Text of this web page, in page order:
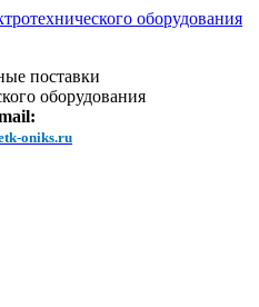
поставки
оборудования
oniks.ru